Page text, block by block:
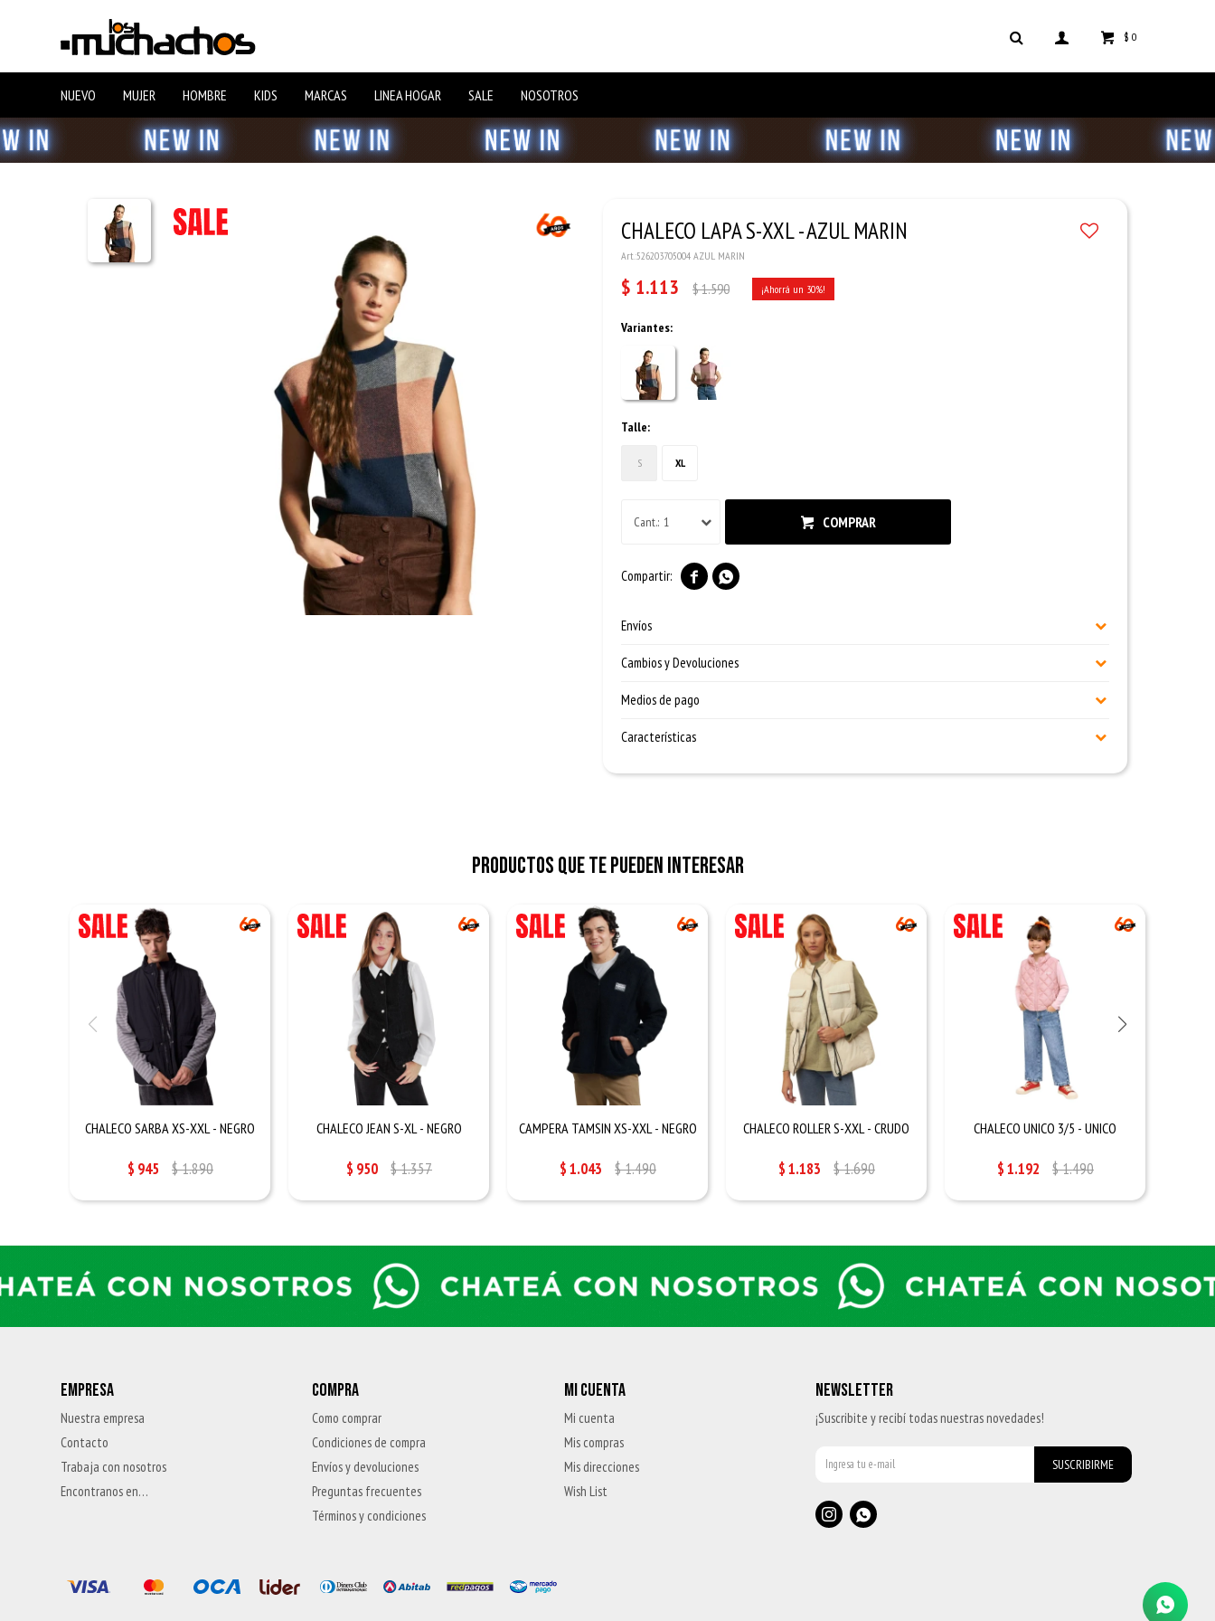
NUEVO MUJER HOMBRE KIDS MARCAS LINEA HOGAR SALE NOSOTROS
$ 0
CHALECO LAPA S-XXL - AZUL MARIN
526203705004 AZUL MARIN
$ 1.113 $1.590 30
Variantes:
Talle:
S XL
1 COMPRAR
 
Envíos
Cambios y Devoluciones
Medios de pago
Características
Productos que te pueden interesar
CHALECO SARBA XS-XXL - NEGRO
$ 945 $1.890
CHALECO JEAN S-XL - NEGRO
$ 950 $1.357
CAMPERA TAMSIN XS-XXL - NEGRO
$1.043 $1.490
CHALECO ROLLER S-XXL - CRUDO
$1.183 $1.690
CHALECO UNICO 3/5 - UNICO
$1.192 $1.490
EMPRESA
Nuestra empresa
Contacto
Trabaja con nosotros
Encontranos en…
COMPRA
Como comprar
Condiciones de compra
Envíos y devoluciones
Preguntas frecuentes
Términos y condiciones
MI CUENTA
Mi cuenta
Mis compras
Mis direcciones
Wish List
NEWSLETTER
¡Suscribite y recibí todas nuestras novedades!
SUSCRIBIRME
 